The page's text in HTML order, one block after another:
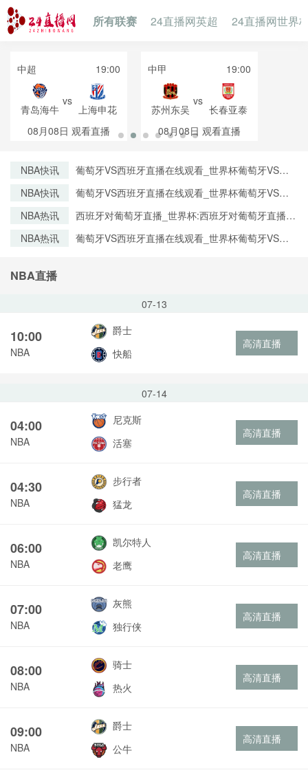
所有联赛 24直播网英超 24直播网世界
中超 19:00
青岛海牛
vs
上海申花
08月08日 观看直播
中甲 19:00
苏州东吴
vs
长春亚泰
08月08日 观看直播
NBA快讯
葡萄牙VS西班牙直播在线观看_世界杯葡萄牙VS西
NBA快讯
葡萄牙VS西班牙直播在线观看_世界杯葡萄牙VS西
NBA热讯
西班牙对葡萄牙直播_世界杯:西班牙对葡萄牙直播免
清无插件
NBA热讯
葡萄牙VS西班牙直播在线观看_世界杯葡萄牙VS西
NBA直播
07-13
10:00
NBA
爵士
快船
高清直播
07-14
04:00
NBA
尼克斯
活塞
高清直播
04:30
NBA
步行者
猛龙
高清直播
06:00
NBA
凯尔特人
老鹰
高清直播
07:00
NBA
灰熊
独行侠
高清直播
08:00
NBA
骑士
热火
高清直播
09:00
NBA
爵士
公牛
高清直播